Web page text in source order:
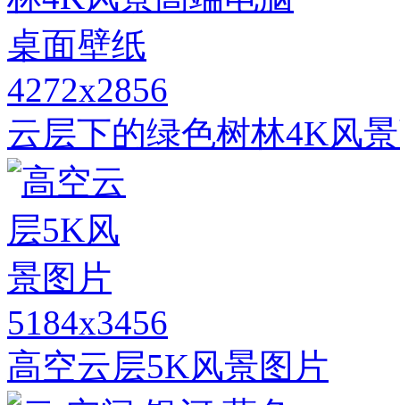
4272x2856
云层下的绿色树林4K风
5184x3456
高空云层5K风景图片